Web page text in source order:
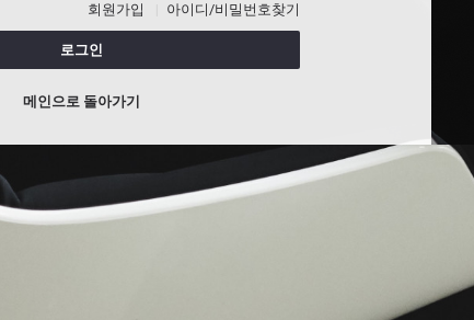
회원가입 아이디/비밀번호찾기
로그인
메인으로 돌아가기